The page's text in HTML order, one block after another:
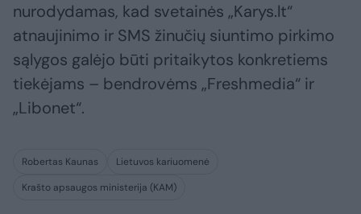
nurodydamas, kad svetainės „Karys.lt“
atnaujinimo ir SMS žinučių siuntimo pirkimo
sąlygos galėjo būti pritaikytos konkretiems
tiekėjams – bendrovėms „Freshmedia“ ir
„Libonet“.
Robertas Kaunas
Lietuvos kariuomenė
Krašto apsaugos ministerija (KAM)